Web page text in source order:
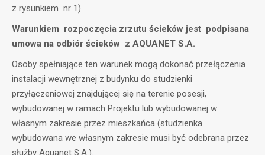
z rysunkiem nr 1)
Warunkiem rozpoczęcia zrzutu ścieków jest podpisana
umowa na odbiór ścieków z AQUANET S.A.
Osoby spełniające ten warunek mogą dokonać przełączenia
instalacji wewnętrznej z budynku do studzienki
przyłączeniowej znajdującej się na terenie posesji,
wybudowanej w ramach Projektu lub wybudowanej w
własnym zakresie przez mieszkańca (studzienka
wybudowana we własnym zakresie musi być odebrana przez
służby Aquanet S.A.).